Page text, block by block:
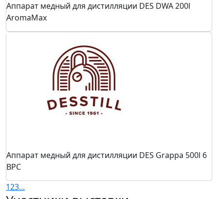
Аппарат медный для дистилляции DES DWA 200l
AromaMax
Аппарат медный для дистилляции DES Grappa 500l 6
BPC
123...